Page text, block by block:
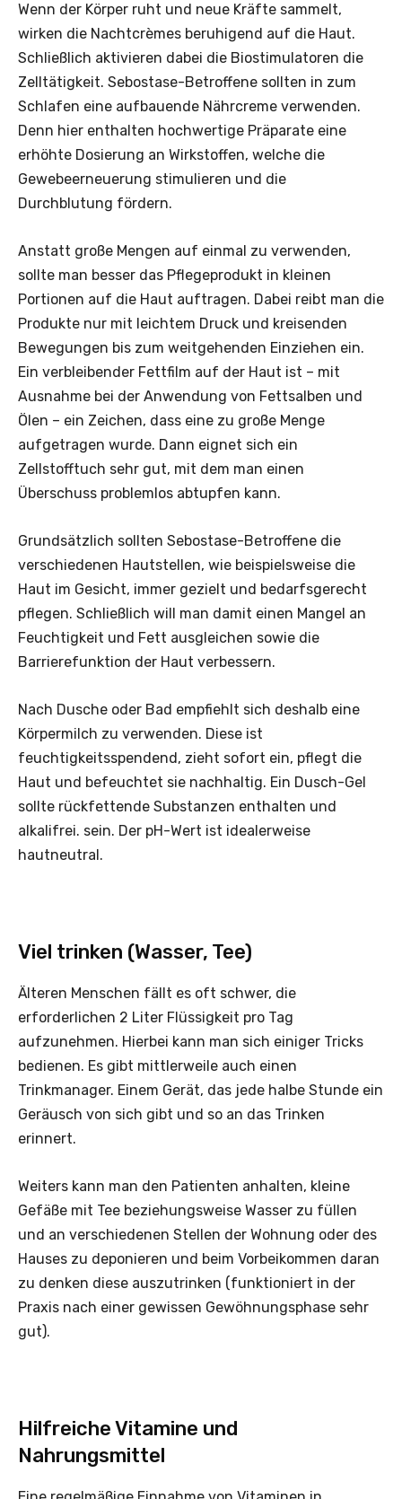
Wenn der Körper ruht und neue Kräfte sammelt,
wirken die Nachtcrèmes beruhigend auf die Haut.
Schließlich aktivieren dabei die Biostimulatoren die
Zelltätigkeit. Sebostase-Betroffene sollten in zum
Schlafen eine aufbauende Nährcreme verwenden.
Denn hier enthalten hochwertige Präparate eine
erhöhte Dosierung an Wirkstoffen, welche die
Gewebeerneuerung stimulieren und die
Durchblutung fördern.
Anstatt große Mengen auf einmal zu verwenden,
sollte man besser das Pflegeprodukt in kleinen
Portionen auf die Haut auftragen. Dabei reibt man die
Produkte nur mit leichtem Druck und kreisenden
Bewegungen bis zum weitgehenden Einziehen ein.
Ein verbleibender Fettfilm auf der Haut ist – mit
Ausnahme bei der Anwendung von Fettsalben und
Ölen – ein Zeichen, dass eine zu große Menge
aufgetragen wurde. Dann eignet sich ein
Zellstofftuch sehr gut, mit dem man einen
Überschuss problemlos abtupfen kann.
Grundsätzlich sollten Sebostase-Betroffene die
verschiedenen Hautstellen, wie beispielsweise die
Haut im Gesicht, immer gezielt und bedarfsgerecht
pflegen. Schließlich will man damit einen Mangel an
Feuchtigkeit und Fett ausgleichen sowie die
Barrierefunktion der Haut verbessern.
Nach Dusche oder Bad empfiehlt sich deshalb eine
Körpermilch zu verwenden. Diese ist
feuchtigkeitsspendend, zieht sofort ein, pflegt die
Haut und befeuchtet sie nachhaltig. Ein Dusch-Gel
sollte rückfettende Substanzen enthalten und
alkalifrei. sein. Der pH-Wert ist idealerweise
hautneutral.
Viel trinken (Wasser, Tee)
Älteren Menschen fällt es oft schwer, die
erforderlichen 2 Liter Flüssigkeit pro Tag
aufzunehmen. Hierbei kann man sich einiger Tricks
bedienen. Es gibt mittlerweile auch einen
Trinkmanager. Einem Gerät, das ­jede halbe Stunde ein
Geräusch von sich gibt und so an das Trinken
erinnert.
Weiters kann man den Patienten anhalten, kleine
Gefäße mit Tee beziehungsweise Wasser zu füllen
und an verschiedenen Stellen der Wohnung oder des
Hauses zu deponieren und beim Vorbeikommen daran
zu denken diese auszutrinken (funktioniert in der
Praxis nach einer gewissen Gewöhnungsphase sehr
gut).
Hilfreiche Vitamine und
Nahrungsmittel